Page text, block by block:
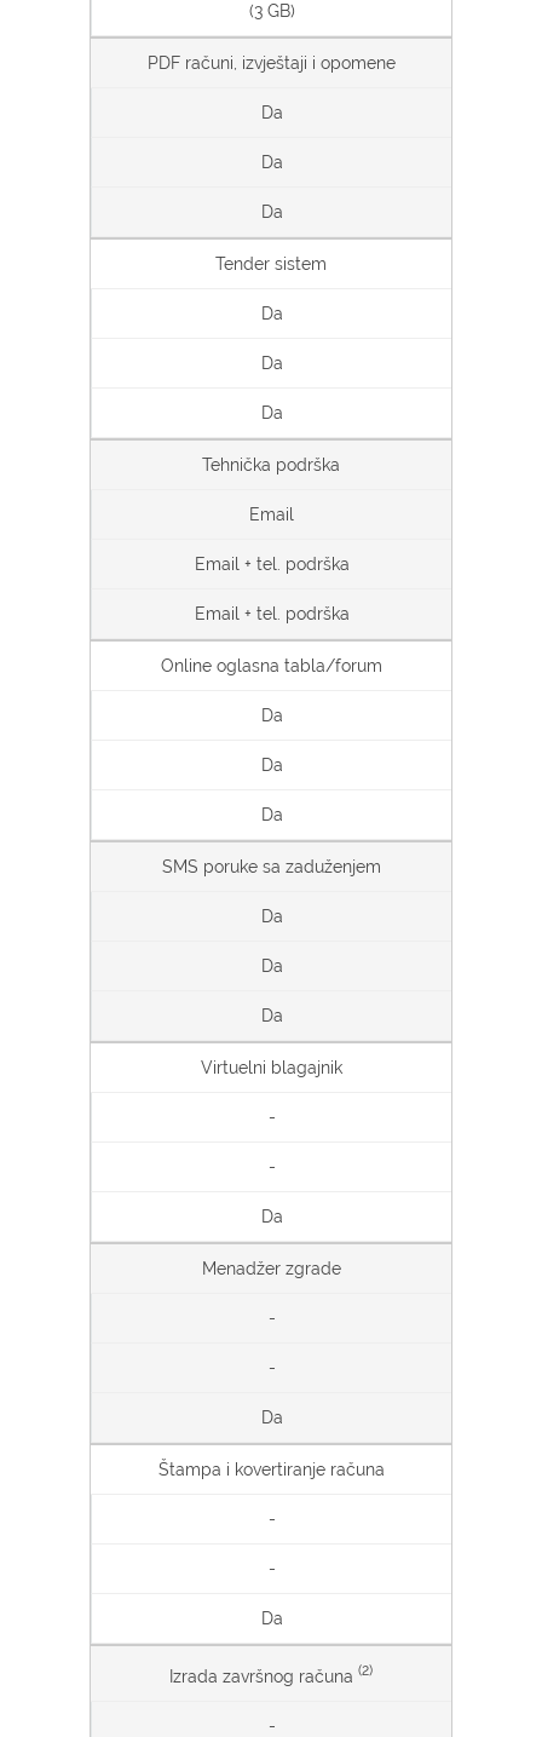
(3 GB)
PDF računi, izvještaji i opomene
Da
Da
Da
Tender sistem
Da
Da
Da
Tehnička podrška
Email
Email + tel. podrška
Email + tel. podrška
Online oglasna tabla/forum
Da
Da
Da
SMS poruke sa zaduženjem
Da
Da
Da
Virtuelni blagajnik
-
-
Da
Menadžer zgrade
-
-
Da
Štampa i kovertiranje računa
-
-
Da
Izrada završnog računa (2)
-